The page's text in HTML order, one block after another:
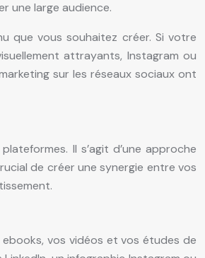
une large audience.
que vous souhaitez créer. Si votre
attrayants, Instagram ou
sur les réseaux sociaux ont
Il s’agit d’une approche
de créer une synergie entre vos
vos vidéos et vos études de